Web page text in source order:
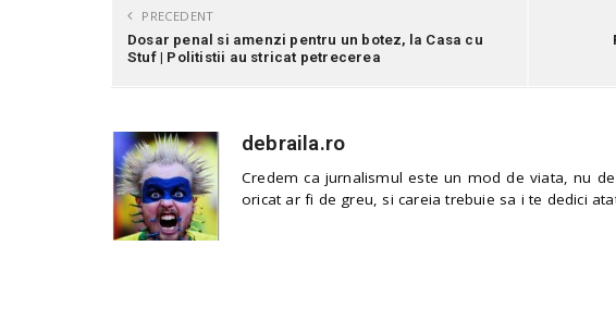
PRECEDENT
Dosar penal si amenzi pentru un botez, la Casa cu
Stuf | Politistii au stricat petrecerea
debraila.ro
Credem ca jurnalismul este un mod de viata, nu
oricat ar fi de greu, si careia trebuie sa i te dedici